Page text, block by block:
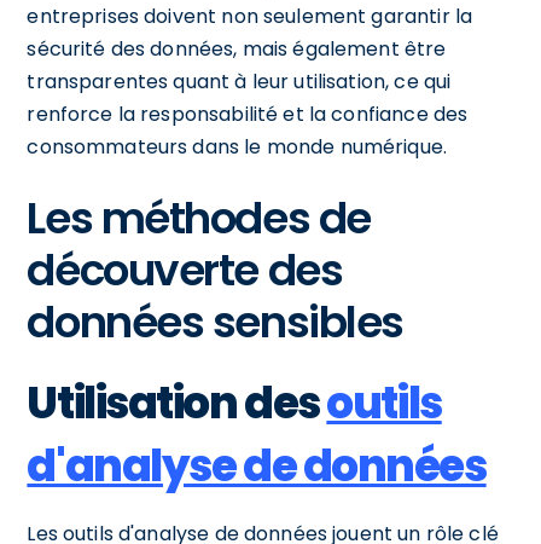
entreprises doivent non seulement garantir la
sécurité des données, mais également être
transparentes quant à leur utilisation, ce qui
renforce la responsabilité et la confiance des
consommateurs dans le monde numérique.
Les méthodes de
découverte des
données sensibles
Utilisation desoutils
d'analyse de données
Les outils d'analyse de données jouent un rôle clé